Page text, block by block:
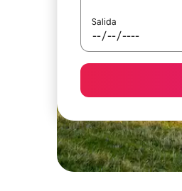
Salida